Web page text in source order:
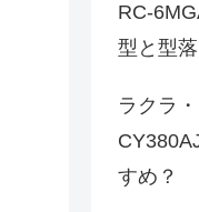
RC-
型と型
ラクラ
すめ？